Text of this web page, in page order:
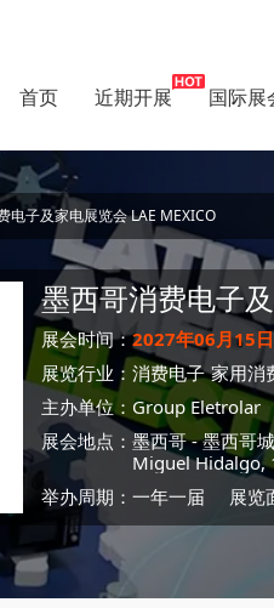
首页 近期开展 国际展
电子及家电展览会 LAE MEXICO
墨西哥消费电子
展会时间：2027年06月15
展览行业： 消费电子 家用消
主办单位： Group Eletrolar
展会地点： 墨西哥-墨西哥城
Miguel Hidalgo,
举办周期：一年一届
展览